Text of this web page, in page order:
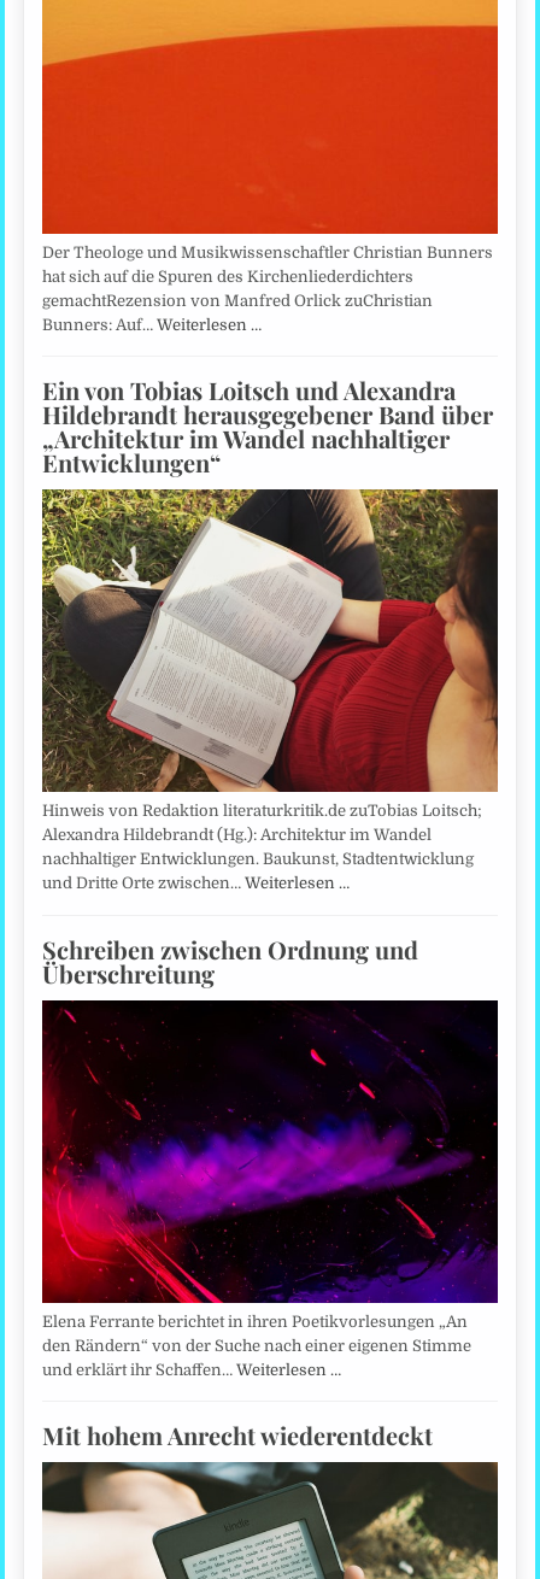
Der Theologe und Musikwissenschaftler Christian Bunners
hat sich auf die Spuren des Kirchenliederdichters
gemachtRezension von Manfred Orlick zuChristian
Bunners: Auf…Weiterlesen …
Ein von Tobias Loitsch und Alexandra
Hildebrandt herausgegebener Band über
„Architektur im Wandel nachhaltiger
Entwicklungen“
Hinweis von Redaktion literaturkritik.de zuTobias Loitsch;
Alexandra Hildebrandt (Hg.): Architektur im Wandel
nachhaltiger Entwicklungen. Baukunst, Stadtentwicklung
und Dritte Orte zwischen…Weiterlesen …
Schreiben zwischen Ordnung und
Überschreitung
Elena Ferrante berichtet in ihren Poetikvorlesungen „An
den Rändern“ von der Suche nach einer eigenen Stimme
und erklärt ihr Schaffen…Weiterlesen …
Mit hohem Anrecht wiederentdeckt